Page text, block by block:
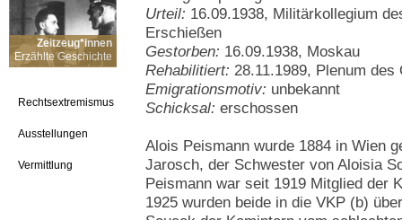
Zeitzeug*innen
Erzählte Geschichte
Rechtsextremismus
Ausstellungen
Vermittlung
Urteil: 16.09.1938, Militärkollegium
Erschießen
Gestorben: 16.09.1938, Moskau
Rehabilitiert: 28.11.1989, Plenum
Emigrationsmotiv: unbekannt
Schicksal: erschossen
Alois Peismann wurde 1884 in Wien
Jarosch, der Schwester von Aloisia
Peismann war seit 1919 Mitglied der
1925 wurden beide in die VKP (b)